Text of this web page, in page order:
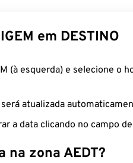
em DESTINO
(à esquerda) e selecione o
atualizada
a data clicando no campo
na zona AEDT?